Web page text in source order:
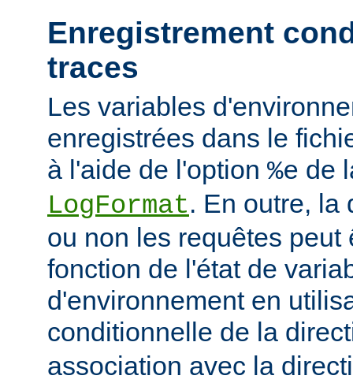
Enregistrement
traces
Les variables
enregistrées dans le
à l'aide de l'option %e de
LogFormat. En outre, la
ou non les requêtes peut
fonction de l'état de
d'environnement en
conditionnelle de la
association avec la